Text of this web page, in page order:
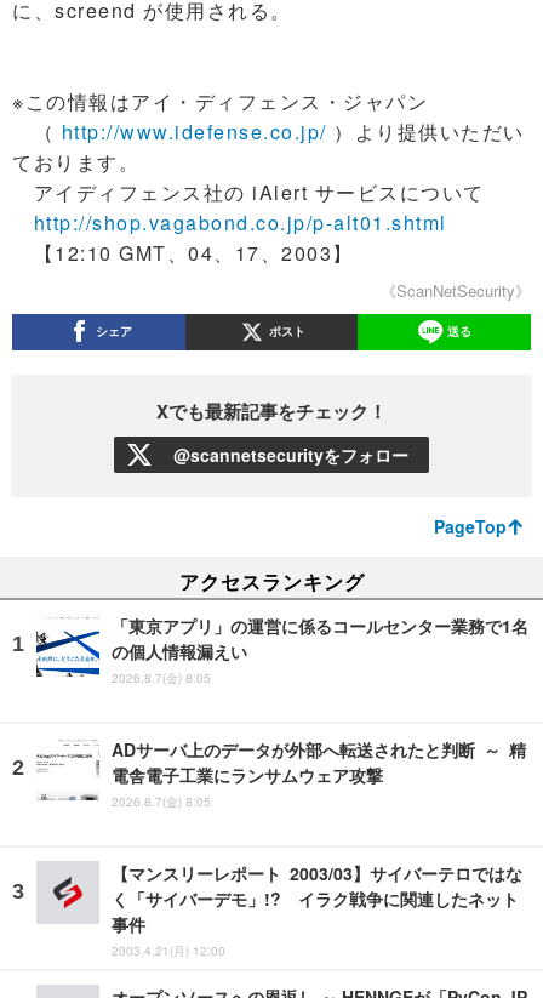
に、screend が使用される。
※この情報はアイ・ディフェンス・ジャパン
（ http://www.idefense.co.jp/ ）より提供いただい
ております。
アイディフェンス社の iAlert サービスについて
http://shop.vagabond.co.jp/p-alt01.shtml
【12:10 GMT、04、17、2003】
《ScanNetSecurity》
シェア ポスト 送る
Xでも最新記事をチェック！
@scannetsecurityをフォロー
PageTop
アクセスランキング
「東京アプリ」の運営に係るコールセンター業務で1名
の個人情報漏えい
2026.8.7(金) 8:05
ADサーバ上のデータが外部へ転送されたと判断 ～ 精
電舎電子工業にランサムウェア攻撃
2026.8.7(金) 8:05
【マンスリーレポート 2003/03】サイバーテロではな
く「サイバーデモ」!? イラク戦争に関連したネット
事件
2003.4.21(月) 12:00